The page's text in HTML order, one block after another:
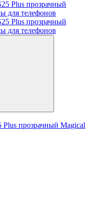
Plus прозрачный Magical